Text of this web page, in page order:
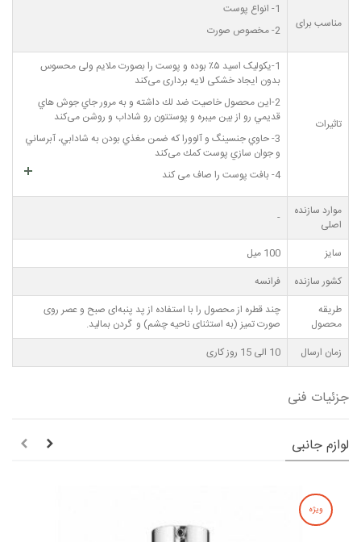
مناسب برای
1- انواع پوست
2- مخصوص صورت
تاثیرات
1-یکولیک اسید ۵٪ بوده و پوست را بصورت ملایم ولی محسوس
بدون ایجاد خشکی لایه برداری می‌کند
2-اين محصول خاصيت ضد لك داشته و به مرور جاي جوش هاي
قديمي رو از بين ميبره و پوستتون رو شاداب و روشن می‌کند
3- حاوي جنسينگ و آلوورا كه ضمن مغذي بودن به شادابي، آبرساني
و جوان سازي پوست كمك می‌کند
4- بافت پوست را صاف می کند
موارد سازنده
اصلی
-
سایز
100 میل
کشور سازنده
فرانسه
طریقه
محصول
چند قطره از محصول را با استفاده از پد پنبه‌ای صبح و عصر روی
صورت تمیز (به استثنای ناحیه چشم) و گردن بمالید.
زمان ارسال
10 الی 15 روز کاری
جزئیات فنی
لوازم جانبی
ویژه